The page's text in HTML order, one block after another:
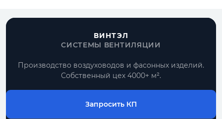
ВИНТЭЛ
СИСТЕМЫ ВЕНТИЛЯЦИИ
Производство воздуховодов и фасонных изделий.
Собственный цех 4000+ м².
Запросить КП